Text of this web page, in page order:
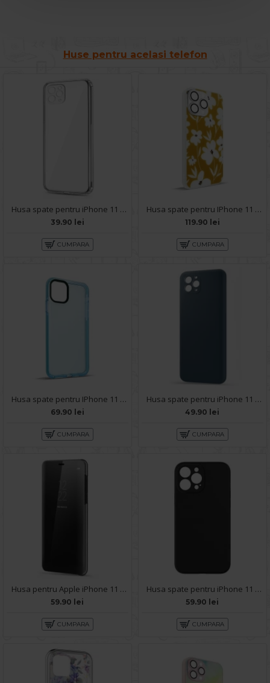
Huse pentru acelasi telefon
Husa spate pentru iPhone 11 Pro Max - Protect+
39.90 lei
CUMPARA
Husa spate pentru IPhone 11 Pro Max- Happy case
119.90 lei
CUMPARA
Husa spate pentru IPhone 11 Pro Max- KiLi case Bleu
69.90 lei
CUMPARA
Husa spate pentru iPhone 11 Pro Max - Silicon Line Navy
49.90 lei
CUMPARA
Husa pentru Apple iPhone 11 Pro Max - Clear View
59.90 lei
CUMPARA
Husa spate pentru iPhone 11 Pro Max B-Silicon case - Negru
59.90 lei
CUMPARA